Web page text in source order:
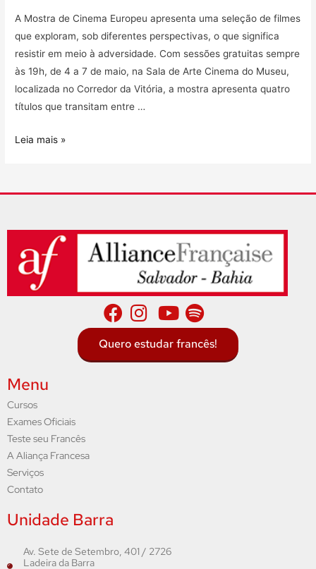
A Mostra de Cinema Europeu apresenta uma seleção de filmes
que exploram, sob diferentes perspectivas, o que significa
resistir em meio à adversidade. Com sessões gratuitas sempre
às 19h, de 4 a 7 de maio, na Sala de Arte Cinema do Museu,
localizada no Corredor da Vitória, a mostra apresenta quatro
títulos que transitam entre …
Leia mais »
Quero estudar francês!
Menu
Cursos
Exames Oficiais
Teste seu Francês
A Aliança Francesa
Serviços
Contato
Unidade Barra
Av. Sete de Setembro, 401 / 2726
Ladeira da Barra